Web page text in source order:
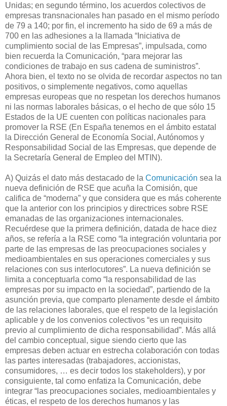
Unidas; en segundo término, los acuerdos colectivos de
empresas transnacionales han pasado en el mismo período
de 79 a 140; por fin, el incremento ha sido de 69 a más de
700 en las adhesiones a la llamada “Iniciativa de
cumplimiento social de las Empresas”, impulsada, como
bien recuerda la Comunicación, “para mejorar las
condiciones de trabajo en sus cadena de suministros”.
Ahora bien, el texto no se olvida de recordar aspectos no tan
positivos, o simplemente negativos, como aquellas
empresas europeas que no respetan los derechos humanos
ni las normas laborales básicas, o el hecho de que sólo 15
Estados de la UE cuenten con políticas nacionales para
promover la RSE (En España tenemos en el ámbito estatal
la Dirección General de Economía Social, Autónomos y
Responsabilidad Social de las Empresas, que depende de
la Secretaría General de Empleo del MTIN).
A) Quizás el dato más destacado de la Comunicación sea la
nueva definición de RSE que acuña la Comisión, que
califica de “moderna” y que considera que es más coherente
que la anterior con los principios y directrices sobre RSE
emanadas de las organizaciones internacionales.
Recuérdese que la primera definición, datada de hace diez
años, se refería a la RSE como “la integración voluntaria por
parte de las empresas de las preocupaciones sociales y
medioambientales en sus operaciones comerciales y sus
relaciones con sus interlocutores”. La nueva definición se
limita a conceptuarla como “la responsabilidad de las
empresas por su impacto en la sociedad”, partiendo de la
asunción previa, que comparto plenamente desde el ámbito
de las relaciones laborales, que el respeto de la legislación
aplicable y de los convenios colectivos “es un requisito
previo al cumplimiento de dicha responsabilidad”. Más allá
del cambio conceptual, sigue siendo cierto que las
empresas deben actuar en estrecha colaboración con todas
las partes interesadas (trabajadores, accionistas,
consumidores, … es decir todos los stakeholders), y por
consiguiente, tal como enfatiza la Comunicación, debe
integrar “las preocupaciones sociales, medioambientales y
éticas, el respeto de los derechos humanos y las